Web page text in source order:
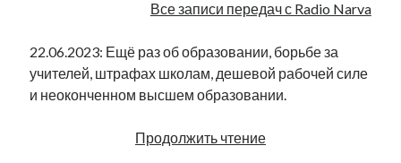
Все записи передач с Radio Narva
22.06.2023: Ещё раз об образовании, борьбе за
учителей, штрафах школам, дешевой рабочей силе
и неоконченном высшем образовании.
Продолжить чтениеНовые